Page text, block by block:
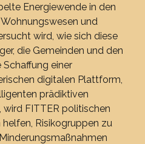
Energiewende in den
Wohnungswesen und
wird, wie sich diese
die Gemeinden und den
einer
digitalen Plattform,
prädiktiven
FITTER politischen
Risikogruppen zu